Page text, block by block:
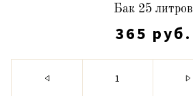
Бак 25 литров
365 руб.